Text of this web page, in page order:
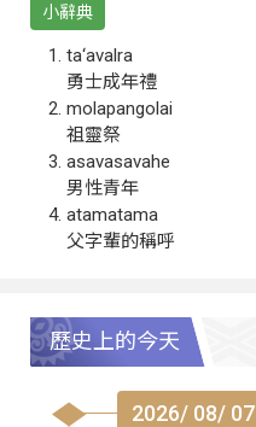
小辭典
ta‘avalra
勇士成年禮
molapangolai
祖靈祭
asavasavahe
男性青年
atamatama
父字輩的稱呼
歷史上的今天
2026/ 08/ 07